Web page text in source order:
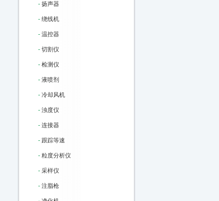
- 扬声器
- 绕线机
- 温控器
- 切割仪
- 检测仪
- 液喷剂
- 冷却风机
- 浊度仪
- 连接器
- 跟踪等速
- 粒度分析仪
- 采样仪
- 注脂枪